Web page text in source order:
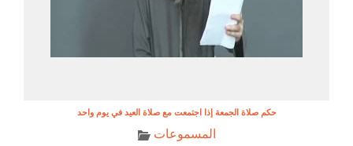
حكم صلاة الجمعة إذا اجتمعت مع صلاة العيد في يوم واحد
المسموعات